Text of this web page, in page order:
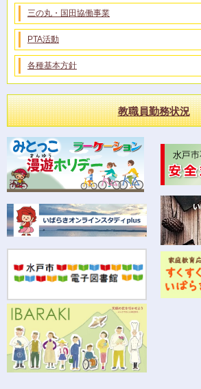
三の丸・国田協働事業
PTA活動
各種基本方針
教職員勤務状況